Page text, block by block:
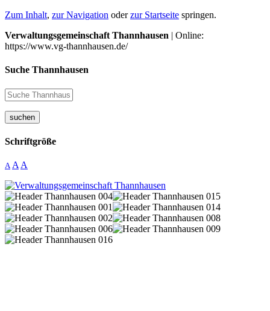
Zum Inhalt, zur Navigation oderzur Startseite springen.
Verwaltungsgemeinschaft Thannhausen | Online:
https://www.vg-thannhausen.de/
Suche Thannhausen
suchen
Schriftgröße
A A A